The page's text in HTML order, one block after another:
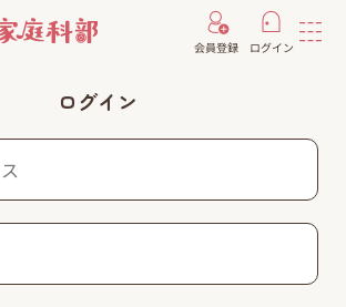
会員登録 ログイン
ログイン